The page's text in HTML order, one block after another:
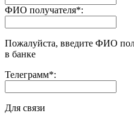
ФИО получателя*:
Пожалуйста, введите ФИО
в банке
Телеграмм*:
Для связи